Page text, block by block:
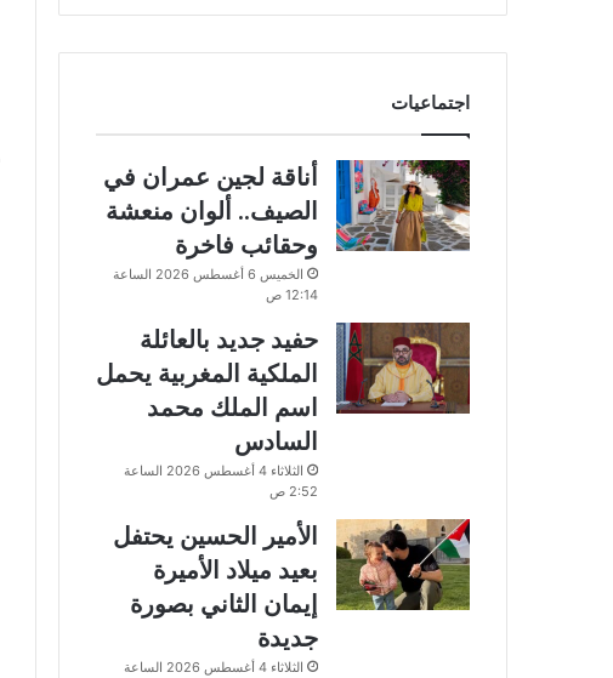
اجتماعيات
أناقة لجين عمران في
الصيف.. ألوان منعشة
وحقائب فاخرة
الخميس 6 أغسطس 2026 الساعة
12:14 ص
حفيد جديد بالعائلة
الملكية المغربية يحمل
اسم الملك محمد
السادس
الثلاثاء 4 أغسطس 2026 الساعة
2:52 ص
الأمير الحسين يحتفل
بعيد ميلاد الأميرة
إيمان الثاني بصورة
جديدة
الثلاثاء 4 أغسطس 2026 الساعة